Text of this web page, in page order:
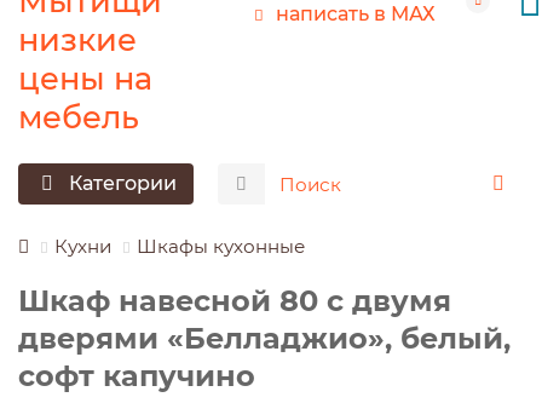
написать в МАХ
Категории
Кухни Шкафы кухонные
Шкаф навесной 80 c двумя
дверями «Белладжио», белый,
софт капучино